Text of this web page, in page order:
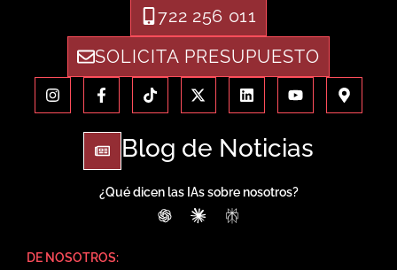
722 256 011
SOLICITA PRESUPUESTO
Blog de Noticias
¿Qué dicen las IAs sobre nosotros?
ChatGPTClaudePerplexity
DE NOSOTROS: